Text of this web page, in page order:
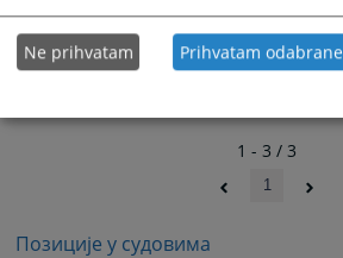
Позиције у судовима
1 - 3 / 3
1
Ne prihvatam Prihvatam odabrane